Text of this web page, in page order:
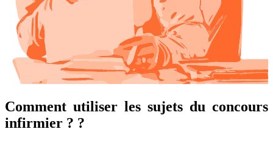
Comment utiliser les sujets du concours
infirmier ? ?